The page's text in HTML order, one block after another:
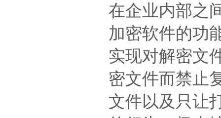
在企业内部之
加密软件的功
实现对解密文
密文件而禁止
文件以及只让